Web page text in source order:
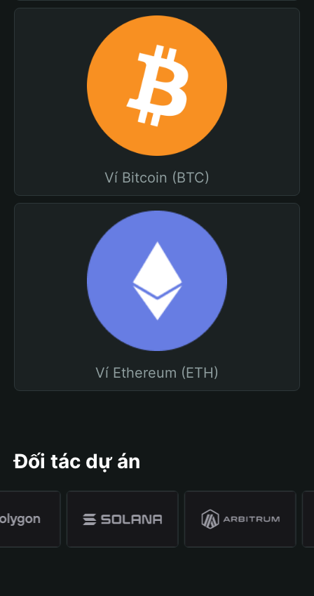
Ví Bitcoin (BTC)
Ví Ethereum (ETH)
Đối tác dự án